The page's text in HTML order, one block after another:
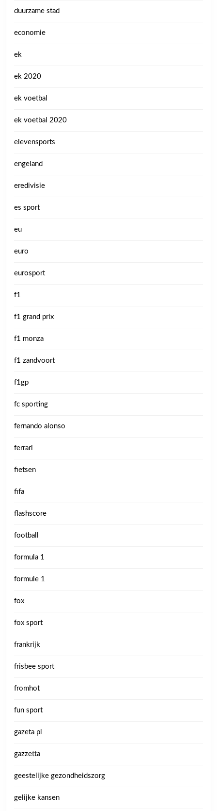
duurzame stad
economie
ek
ek 2020
ek voetbal
ek voetbal 2020
elevensports
engeland
eredivisie
es sport
eu
euro
eurosport
f1
f1 grand prix
f1 monza
f1 zandvoort
f1gp
fc sporting
fernando alonso
ferrari
fietsen
fifa
flashscore
football
formula 1
formule 1
fox
fox sport
frankrijk
frisbee sport
fromhot
fun sport
gazeta pl
gazzetta
geestelijke gezondheidszorg
gelijke kansen